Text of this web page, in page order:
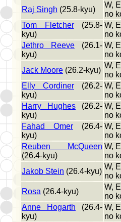
Raj Singh (25.8-kyu)
W,
no
Tom Fletcher(25.8-
kyu)
W,
no
Jethro Reeve (26.1-
kyu)
W,
no
Jack Moore (26.2-kyu)
W,
no
Elly Cordiner (26.2-
kyu)
W,
no
Harry Hughes (26.2-
kyu)
W,
no
Fahad Omer (26.4-
kyu)
W,
no
Reuben McQueen
(26.4-kyu)
W,
no
Jakob Stein (26.4-kyu)
W,
no
Rosa (26.4-kyu)
W,
no
Anne Hogarth (26.4-
kyu)
W,
no